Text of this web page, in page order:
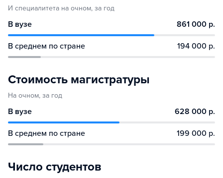
И специалитета на очном, за год
В вузе 861 000 р.
В среднем по стране 194 000 р.
Стоимость магистратуры
На очном, за год
В вузе 628 000 р.
В среднем по стране 199 000 р.
Число студентов